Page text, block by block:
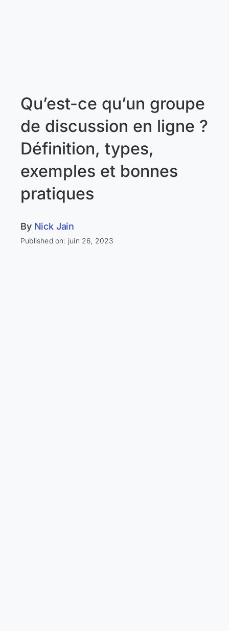
Qu’est-ce qu’un groupe
de discussion en ligne ?
Définition, types,
exemples et bonnes
pratiques
By Nick Jain
Published on: juin 26, 2023